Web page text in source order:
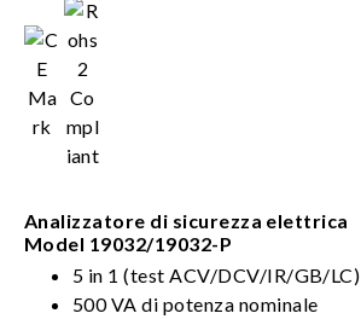
Analizzatore di sicurezza elettrica
Model 19032/19032-P
5 in 1 (test ACV/DCV/IR/GB/LC)
500 VA di potenza nominale